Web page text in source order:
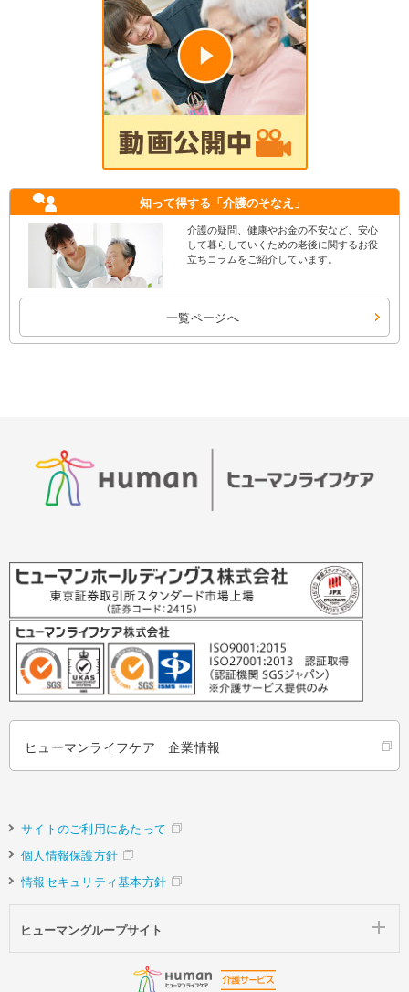
知って得する 「介護のそなえ」
介護の疑問、健康やお金の不安など、安心
して暮らしていくための老後に関するお役
立ちコラムをご紹介しています。
一覧ページへ
ヒューマンライフケア 企業情報
サイトのご利用にあたって
個人情報保護方針
情報セキュリティ基本方針
ヒューマングループサイト